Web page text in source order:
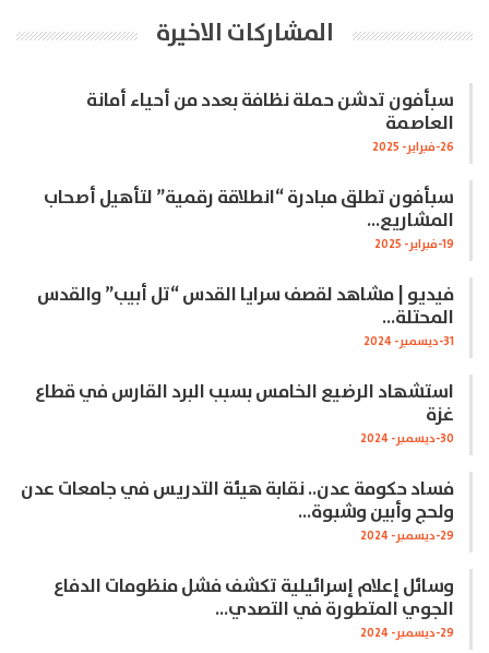
المشاركات الاخيرة
سبأفون تدشن حملة نظافة بعدد من أحياء أمانة
العاصمة
26-فبراير- 2025
سبأفون تطلق مبادرة “انطلاقة رقمية” لتأهيل أصحاب
المشاريع…
19-فبراير- 2025
فيديو | مشاهد لقصف سرايا القدس “تل أبيب” والقدس
المحتلة…
31-ديسمبر- 2024
استشهاد الرضيع الخامس بسبب البرد القارس في قطاع
غزة
30-ديسمبر- 2024
فساد حكومة عدن.. نقابة هيئة التدريس في جامعات عدن
ولحج وأبين وشبوة…
29-ديسمبر- 2024
وسائل إعلام إسرائيلية تكشف فشل منظومات الدفاع
الجوي المتطورة في التصدي…
29-ديسمبر- 2024